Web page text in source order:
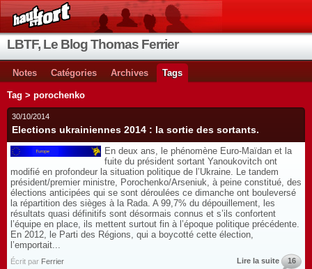
LBTF, Le Blog Thomas Ferrier
Notes Catégories Archives Tags
Tag > porochenko
30/10/2014
Elections ukrainiennes 2014 : la sortie des sortants.
En deux ans, le phénomène Euro-Maïdan et la
fuite du président sortant Yanoukovitch ont
modifié en profondeur la situation politique de l’Ukraine. Le tandem
président/premier ministre, Porochenko/Arseniuk, à peine constitué, des
élections anticipées qui se sont déroulées ce dimanche ont bouleversé
la répartition des sièges à la Rada. A 99,7% du dépouillement, les
résultats quasi définitifs sont désormais connus et s’ils confortent
l’équipe en place, ils mettent surtout fin à l’époque politique précédente.
En 2012, le Parti des Régions, qui a boycotté cette élection,
l’emportait...
Écrit par Ferrier Lire la suite 16